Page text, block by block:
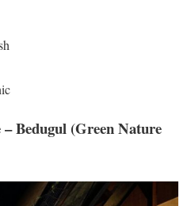
Bedugul (Green Nature